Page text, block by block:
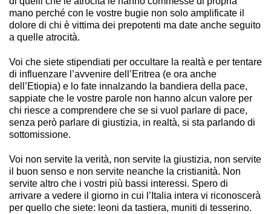
mano perché con le vostre bugie non solo amplificate il
dolore di chi è vittima dei prepotenti ma date anche seguito
a quelle atrocità.
Voi che siete stipendiati per occultare la realtà e per tentare
di influenzare l’avvenire dell’Eritrea (e ora anche
dell’Etiopia) e lo fate innalzando la bandiera della pace,
sappiate che le vostre parole non hanno alcun valore per
chi riesce a comprendere che se si vuol parlare di pace,
senza però parlare di giustizia, in realtà, si sta parlando di
sottomissione.
Voi non servite la verità, non servite la giustizia, non servite
il buon senso e non servite neanche la cristianità. Non
servite altro che i vostri più bassi interessi. Spero di
arrivare a vedere il giorno in cui l’Italia intera vi riconoscerà
per quello che siete: leoni da tastiera, muniti di tesserino.